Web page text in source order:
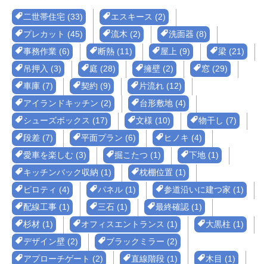
二世帯住宅 (33)
エスキース (2)
プレカット (45)
流木 (2)
洗面器 (8)
事務作業 (6)
断熱 (11) 屋上 (9)
梁 (21)
吊押入 (3)
庭 (28) 擁壁 (2)
窓 (29)
車庫 (7)
契約 (9)
片流れ (12)
アイランドキッチン (2)
台形敷地 (4)
シューズボックス (17)
文様 (10)
物干し (7)
段差 (7)
平面プラン (6)
ヒノキ (4)
愛車を楽しむ (3)
掘こたつ (1)
下地 (1)
キッチンバック収納 (1)
枕棚位置 (1)
ピロティ (4)
パネル (1)
参道沿いに建つ家 (1)
配線工事 (1)
三石 (1)
最終確認 (1)
杉材 (1)
オフィスエントランス (1)
大黒柱 (1)
デザイン壁 (2)
ブラックミラー (2)
アプローチゲート (2)
直線階段 (1)
木目 (1)